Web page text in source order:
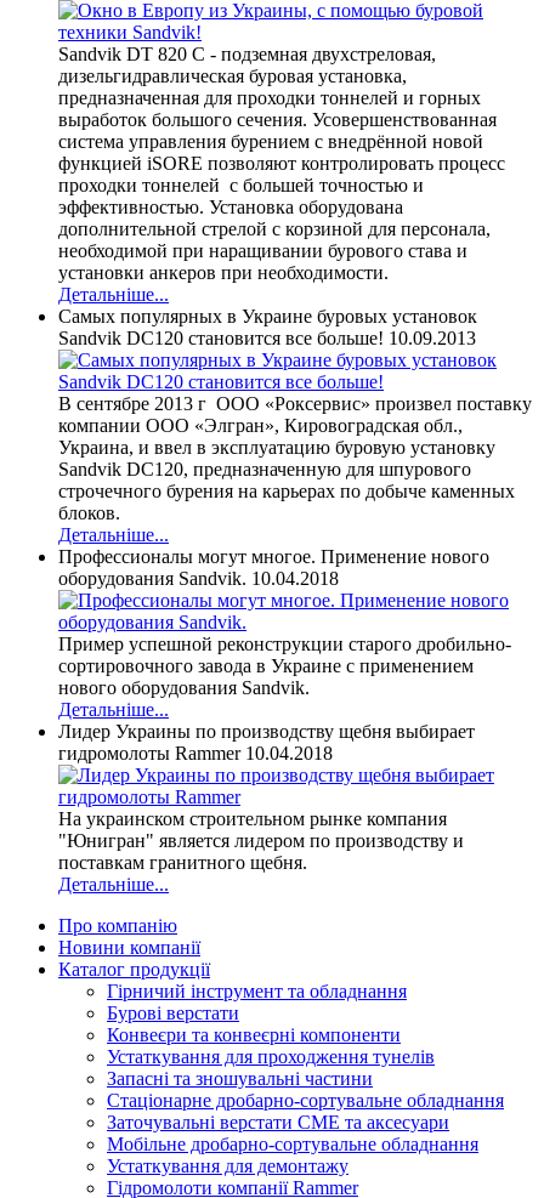
Sandvik DT 820 C - подземная двухстреловая,
дизельгидравлическая буровая установка,
предназначенная для проходки тоннелей и горных
выработок большого сечения. Усовершенствованная
система управления бурением с внедрённой новой
функцией iSORE позволяют контролировать процесс
проходки тоннелей с большей точностью и
эффективностью. Установка оборудована
дополнительной стрелой с корзиной для персонала,
необходимой при наращивании бурового става и
установки анкеров при необходимости.
Детальніше...
Самых популярных в Украине буровых установок
Sandvik DС120 становится все больше! 10.09.2013
В сентябре 2013 г ООО «Роксервис» произвел поставку
компании ООО «Элгран», Кировоградская обл.,
Украина, и ввел в эксплуатацию буровую установку
Sandvik DC120, предназначенную для шпурового
строчечного бурения на карьерах по добыче каменных
блоков.
Детальніше...
Профессионалы могут многое. Применение нового
оборудования Sandvik. 10.04.2018
Пример успешной реконструкции старого дробильно-
сортировочного завода в Украине с применением
нового оборудования Sandvik.
Детальніше...
Лидер Украины по производству щебня выбирает
гидромолоты Rammer 10.04.2018
На украинском строительном рынке компания
"Юнигран" является лидером по производству и
поставкам гранитного щебня.
Детальніше...
Про компанію
Новини компанії
Каталог продукції
Гірничий інструмент та обладнання
Бурові верстати
Конвеєри та конвеєрні компоненти
Устаткування для проходження тунелів
Запасні та зношувальні частини
Стаціонарне дробарно-сортувальне обладнання
Заточувальні верстати СМЕ та аксесуари
Мобільне дробарно-сортувальне обладнання
Устаткування для демонтажу
Гідромолоти компанії Rammer